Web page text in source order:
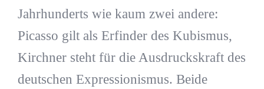
Jahrhunderts wie kaum zwei andere:
Picasso gilt als Erfinder des Kubismus,
Kirchner steht für die Ausdruckskraft des
deutschen Expressionismus. Beide